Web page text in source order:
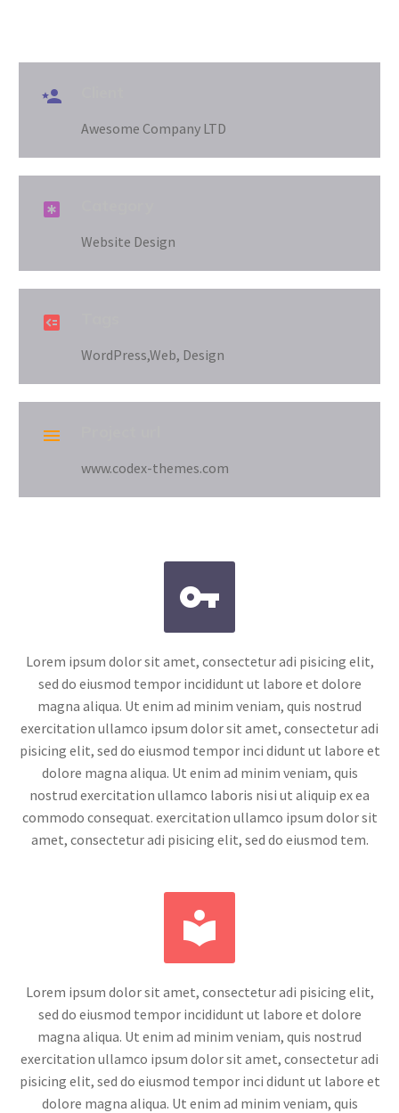

Awesome Company LTD

Website Design

WordPress,Web, Design

www.codex-themes.com


Lorem ipsum dolor sit amet, consectetur adi pisicing elit,
sed do eiusmod tempor incididunt ut labore et dolore
magna aliqua. Ut enim ad minim veniam, quis nostrud
exercitation ullamco ipsum dolor sit amet, consectetur adi
pisicing elit, sed do eiusmod tempor inci didunt ut labore et
dolore magna aliqua. Ut enim ad minim veniam, quis
nostrud exercitation ullamco laboris nisi ut aliquip ex ea
commodo consequat. exercitation ullamco ipsum dolor sit
amet, consectetur adi pisicing elit, sed do eiusmod tem.


Lorem ipsum dolor sit amet, consectetur adi pisicing elit,
sed do eiusmod tempor incididunt ut labore et dolore
magna aliqua. Ut enim ad minim veniam, quis nostrud
exercitation ullamco ipsum dolor sit amet, consectetur adi
pisicing elit, sed do eiusmod tempor inci didunt ut labore et
dolore magna aliqua. Ut enim ad minim veniam, quis